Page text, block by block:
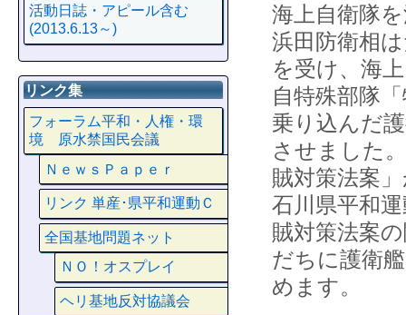
海上自衛隊
浜田防衛相
を受け、海
自特殊部隊
乗り込んだ
させました
賊対策法案
石川県平和
賊対策法案
だちに護衛
めます。
活動日誌・アピール含む
(2013.6.13～)
リンク集
フォーラム平和・人権・環
境 原水禁国民会議
ＮｅｗｓＰａｐｅｒ
リンク 単産･県平和運動Ｃ
全国基地問題ネット
ＮＯ！オスプレイ
ヘリ基地反対協議会